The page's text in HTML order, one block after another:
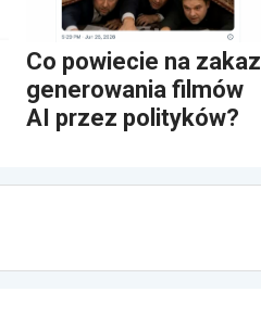
Co powiecie na zakaz
generowania filmów
AI przez polityków?